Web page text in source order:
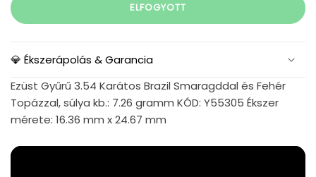
ELFOGYOTT
💎 Ékszerápolás & Garancia
Ezüst Gyűrű 3.54 Karátos Brazil Smaragddal és Fehér
Topázzal, súlya kb.: 7.26 gramm KÓD: Y55305 Ékszer
mérete: 16.36 mm x 24.67 mm